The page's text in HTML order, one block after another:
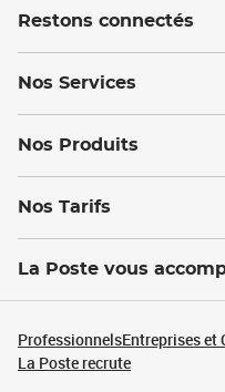
Restons connectés
Nos Services
Nos Produits
Nos Tarifs
La Poste vous
ProfessionnelsEntreprises et
La Poste recrute